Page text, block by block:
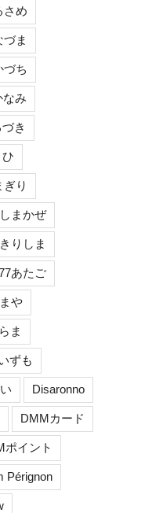
さめ
づま
づち
なみ
き
ぎり
まかぜ
りしま
あたご
や
ま
ずも
Disaronno
DMMカード
ポイント
Pérignon